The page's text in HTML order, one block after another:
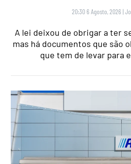
20:30 6 Agosto, 2026 |
A lei deixou de obrigar a ter
mas há documentos que são
que tem de levar para